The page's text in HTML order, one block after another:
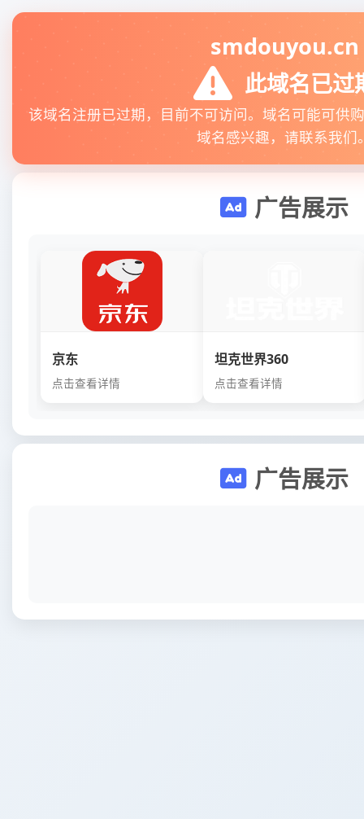
smdouyou.cn
此域名已过
该域名注册已过期，目前不可访问。域名可能可供
域名感兴趣，请联系我们
广告展示
京东
点击查看详情
坦克世界360
点击查看详情
广告展示